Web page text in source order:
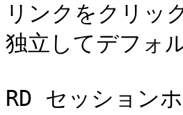
リンクをクリッ
独立してデフォ
RD セッション